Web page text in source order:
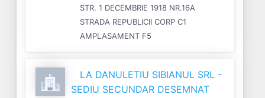
STR. 1 DECEMBRIE 1918 NR.16A
STRADA REPUBLICII CORP C1
AMPLASAMENT F5
LA DANULETIU SIBIANUL SRL -
SEDIU SECUNDAR DESEMNAT